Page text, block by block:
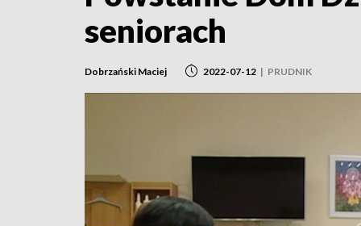
seniorach
Dobrzański Maciej 2022-07-12 | PRUDNIK